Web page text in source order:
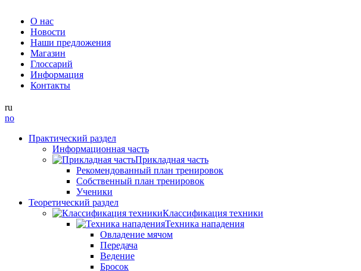
О нас
Новости
Наши предложения
Магазин
Глоссарий
Информация
Контакты
ru
no
Практический раздел
Информационная часть
Прикладная часть
Рекомендованный план тренировок
Собственный план тренировок
Ученики
Теоретический раздел
Классификация техники
Техника нападения
Овладение мячом
Передача
Ведение
Бросок